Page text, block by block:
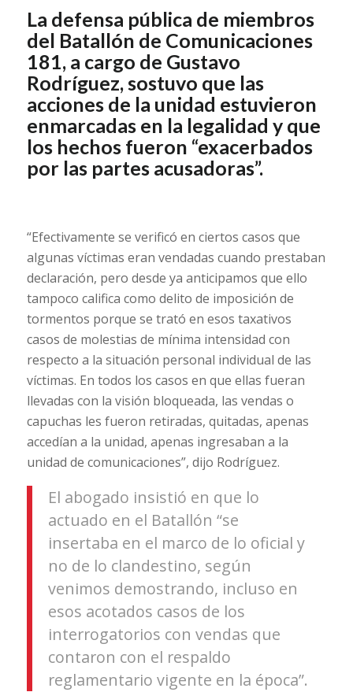
La defensa pública de miembros
del Batallón de Comunicaciones
181, a cargo de Gustavo
Rodríguez, sostuvo que las
acciones de la unidad estuvieron
enmarcadas en la legalidad y que
los hechos fueron “exacerbados
por las partes acusadoras”.
“Efectivamente se verificó en ciertos casos que
algunas víctimas eran vendadas cuando prestaban
declaración, pero desde ya anticipamos que ello
tampoco califica como delito de imposición de
tormentos porque se trató en esos taxativos
casos de molestias de mínima intensidad con
respecto a la situación personal individual de las
víctimas. En todos los casos en que ellas fueran
llevadas con la visión bloqueada, las vendas o
capuchas les fueron retiradas, quitadas, apenas
accedían a la unidad, apenas ingresaban a la
unidad de comunicaciones”, dijo Rodríguez.
El abogado insistió en que lo
actuado en el Batallón “se
insertaba en el marco de lo oficial y
no de lo clandestino, según
venimos demostrando, incluso en
esos acotados casos de los
interrogatorios con vendas que
contaron con el respaldo
reglamentario vigente en la época”.